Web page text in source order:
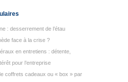
: desserrement de l’étau
face à la crise ?
en entretiens : détente,
pour l’entreprise
coffrets cadeaux ou « box » par